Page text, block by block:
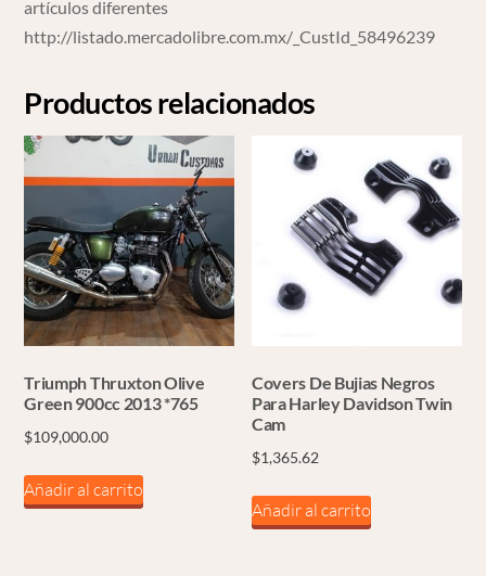
artículos diferentes
http://listado.mercadolibre.com.mx/_CustId_58496239
Productos relacionados
Triumph Thruxton Olive
Green 900cc 2013 *765
$109,000.00
Añadir al carrito
Covers De Bujias Negros
Para Harley Davidson Twin
Cam
$1,365.62
Añadir al carrito